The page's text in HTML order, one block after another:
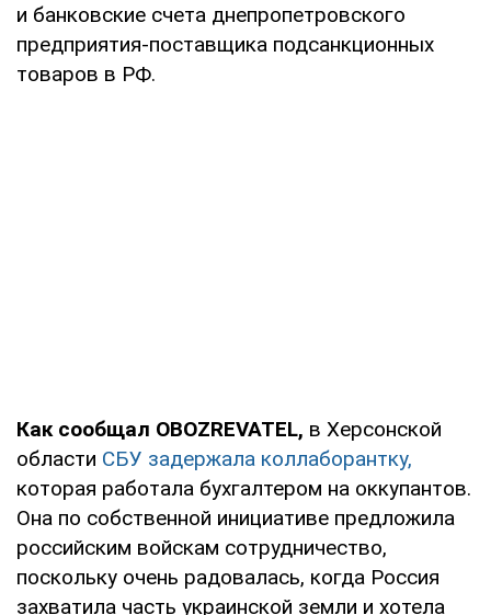
и банковские счета днепропетровского
предприятия-поставщика подсанкционных
товаров в РФ.
Как сообщал OBOZREVATEL, в Херсонской
области СБУ задержала коллаборантку,
которая работала бухгалтером на оккупантов.
Она по собственной инициативе предложила
российским войскам сотрудничество,
поскольку очень радовалась, когда Россия
захватила часть украинской земли и хотела